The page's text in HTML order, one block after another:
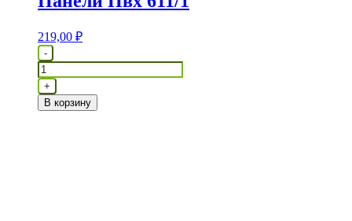
219,00 ₽
Количество
товара
Панели
Пвх
611/1
-
+
В корзину